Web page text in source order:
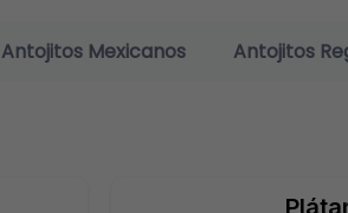
Antojitos Mexicanos Antojitos